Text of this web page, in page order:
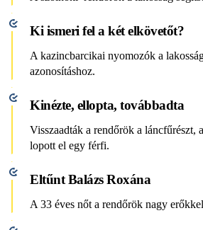
Ki ismeri fel a két elkövetőt?
A kazincbarcikai nyomozók a
azonosításhoz.
Kinézte, ellopta, továbbadta
Visszaadták a rendőrök a láncfűrészt,
lopott el egy férfi.
Eltűnt Balázs Roxána
A 33 éves nőt a rendőrök nagy